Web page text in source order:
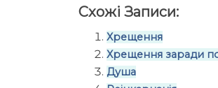
Схожі Записи:
Хрещення
Хрещення заради
Душа